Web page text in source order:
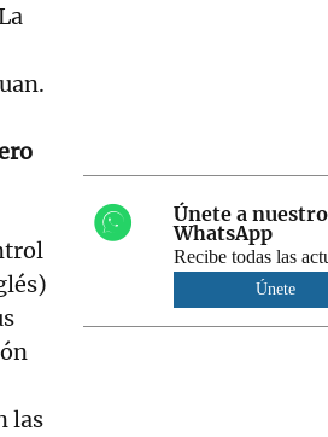
las
Únete a
WhatsApp
Recibe todas las
Únete